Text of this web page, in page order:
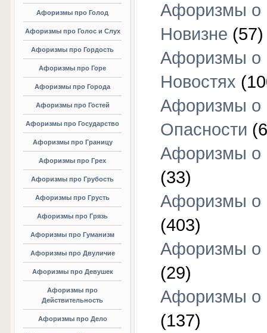
Афоризмы про Голод
Афоризмы про Голос и Слух
Афоризмы про Гордость
Афоризмы про Горе
Афоризмы про Города
Афоризмы про Гостей
Афоризмы про Государство
Афоризмы про Границу
Афоризмы про Грех
Афоризмы про Грубость
Афоризмы про Грусть
Афоризмы про Грязь
Афоризмы про Гуманизм
Афоризмы про Двуличие
Афоризмы про Девушек
Афоризмы про
Действительность
Афоризмы про Дело
Афоризмы о
Новизне (57)
Афоризмы о
Новостях
Афоризмы о
Опасности
Афоризмы о
(33)
Афоризмы
(403)
Афоризмы о
(29)
Афоризмы о
(137)